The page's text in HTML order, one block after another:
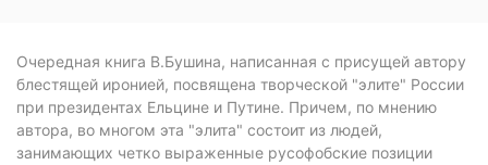
Очередная книга В.Бушина, написанная с присущей автору
блестящей иронией, посвящена творческой "элите" России
при президентах Ельцине и Путине. Причем, по мнению
автора, во многом эта "элита" состоит из людей,
занимающих четко выраженные русофобские позиции